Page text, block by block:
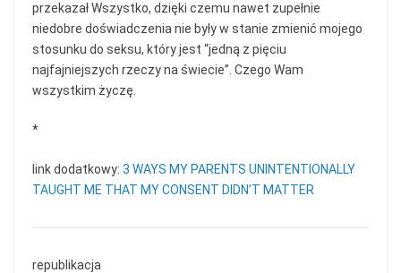
przekazał Wszystko, dzięki czemu nawet zupełnie
niedobre doświadczenia nie były w stanie zmienić mojego
stosunku do seksu, który jest “jedną z pięciu
najfajniejszych rzeczy na świecie”. Czego Wam
wszystkim życzę.
*
link dodatkowy: 3 WAYS MY PARENTS UNINTENTIONALLY
TAUGHT ME THAT MY CONSENT DIDN’T MATTER
republikacja